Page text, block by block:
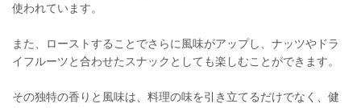
使われています。
また、ローストすることでさらに風味がアップし、ナッツやドラ
イフルーツと合わせたスナックとしても楽しむことができます。
その独特の香りと風味は、料理の味を引き立てるだけでなく、健